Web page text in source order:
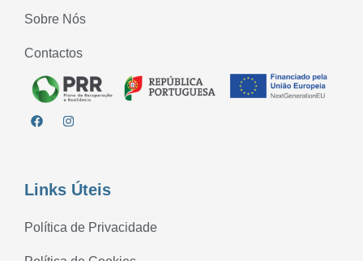
Sobre Nós
Contactos
Links Úteis
Política de Privacidade